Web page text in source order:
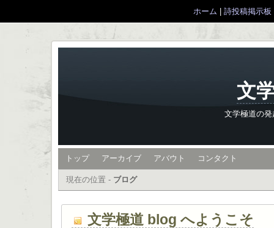
ホーム 詩投稿掲示板
文
文学極道の
トップ アーカイブ アバウト コンタクト
現在の位置 - ブログ
文学極道 blog へようこそ